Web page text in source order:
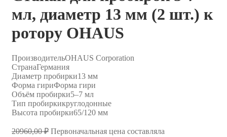
мл, диаметр 13 мм (2 шт.) к
ротору OHAUS
ПроизводительOHAUS Corporation
СтранаГермания
Диаметр пробирки13 мм
Форма гириФорма гири
Объём пробирки5–7 мл
Тип пробиркикруглодонные
Высота пробирки65/120 мм
20960,00₽ Первоначальная цена составляла